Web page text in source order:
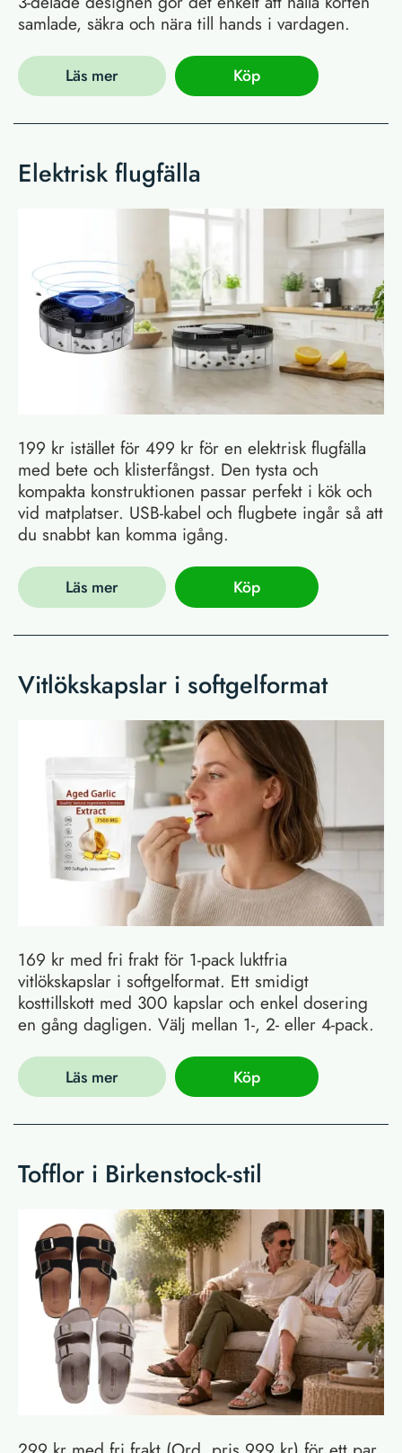
samlade, säkra och nära till hands i vardagen.
Läs mer Köp
Elektrisk flugfälla
199 kr istället för 499 kr för en elektrisk flugfälla
med bete och klisterfångst. Den tysta och
kompakta konstruktionen passar perfekt i kök och
vid matplatser. USB-kabel och flugbete ingår så att
du snabbt kan komma igång.
Läs mer Köp
Vitlökskapslar i softgelformat
169 kr med fri frakt för 1-pack luktfria
vitlökskapslar i softgelformat. Ett smidigt
kosttillskott med 300 kapslar och enkel dosering
en gång dagligen. Välj mellan 1-, 2- eller 4-pack.
Läs mer Köp
Tofflor i Birkenstock-stil